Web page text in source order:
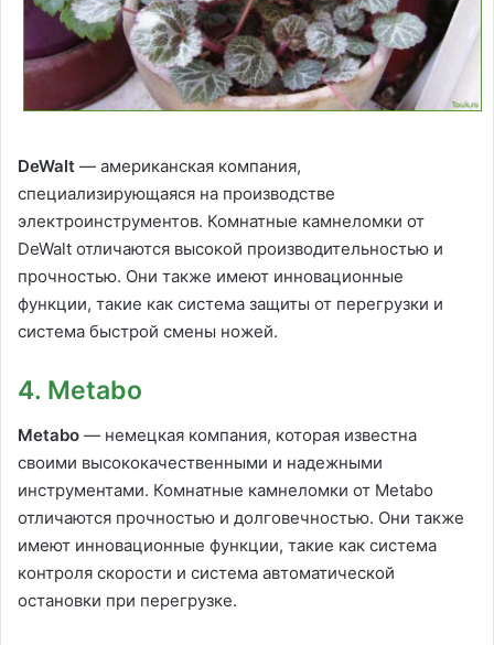
DeWalt — американская компания,
специализирующаяся на производстве
электроинструментов. Комнатные камнеломки от
DeWalt отличаются высокой производительностью и
прочностью. Они также имеют инновационные
функции, такие как система защиты от перегрузки и
система быстрой смены ножей.
4. Metabo
Metabo — немецкая компания, которая известна
своими высококачественными и надежными
инструментами. Комнатные камнеломки от Metabo
отличаются прочностью и долговечностью. Они также
имеют инновационные функции, такие как система
контроля скорости и система автоматической
остановки при перегрузке.